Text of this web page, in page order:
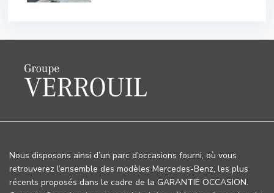
Nous disposons ainsi d’un parc d’occasions fourni, où vous
retrouverez l’ensemble des modèles Mercedes-Benz, les plus
récents proposés dans le cadre de la GARANTIE OCCASION.